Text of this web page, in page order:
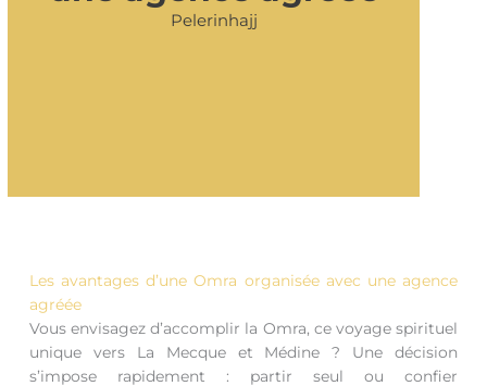
Pelerinhajj
Les avantages d’une Omra organisée avec une agence
agréée
Vous envisagez d’accomplir la Omra, ce voyage spirituel
unique vers La Mecque et Médine ? Une décision
s’impose rapidement : partir seul ou confier